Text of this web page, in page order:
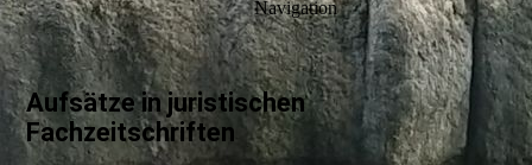
Navigation
Aufsätze in juristischen
Fachzeitschriften